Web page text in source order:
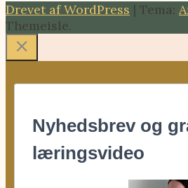
Drevet af WordPress | Tema:
Themeisle.
Nyhedsbrev og
læringsvideo